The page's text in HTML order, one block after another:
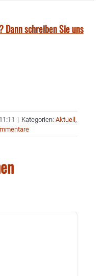
Dann schreiben Sie uns
| Kategorien: Aktuell ,